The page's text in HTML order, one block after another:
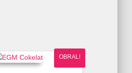
OBRAL!